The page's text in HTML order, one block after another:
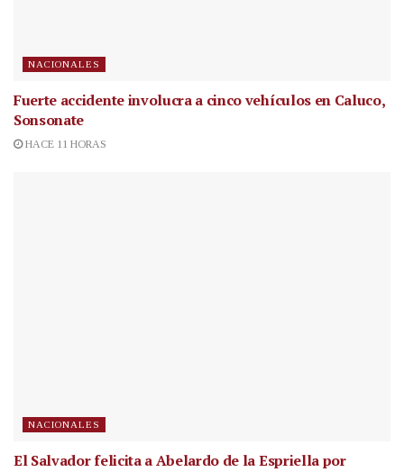
NACIONALES
Fuerte accidente involucra a cinco vehículos en Caluco,
Sonsonate
HACE 11 HORAS
NACIONALES
El Salvador felicita a Abelardo de la Espriella por